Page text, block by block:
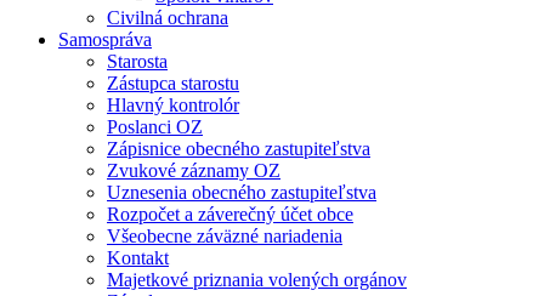
Civilná ochrana
Samospráva
Starosta
Zástupca starostu
Hlavný kontrolór
Poslanci OZ
Zápisnice obecného zastupiteľstva
Zvukové záznamy OZ
Uznesenia obecného zastupiteľstva
Rozpočet a záverečný účet obce
Všeobecne záväzné nariadenia
Kontakt
Majetkové priznania volených orgánov